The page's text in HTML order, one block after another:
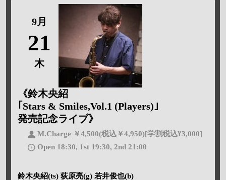
9月
21
木
《鈴木央紹
｢Stars & Smiles,Vol.1 (Players)｣
発売記念ライブ》
M.Charge ￥4,500(税込￥4,950)[学割税込¥3,000]
Open 18:30, 1st 19:30, 2nd 21:00
鈴木央紹(ts) 荻原亮(g) 若井俊也(b)